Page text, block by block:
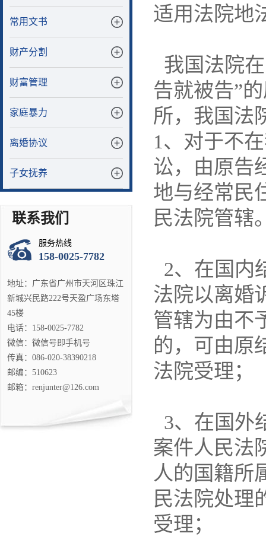
常用文书
财产分割
财富管理
家庭暴力
离婚协议
子女抚养
联系我们
服务热线
158-0025-7782
地址：广东省广州市天河区珠江
新城兴民路222号天盈广场东塔
45楼
电话：158-0025-7782
微信：微信号即手机号
传真：086-020-38390218
邮编：510623
邮箱：renjunter@126.com
适用法院地
我国法院
告就被告”
所，我国法
1、对于不
讼，由原告
地与经常民
民法院管辖
2、在国内
法院以离婚
管辖为由不
的，可由原
法院受理；
3、在国外
案件人民法
人的国籍所
民法院处理
受理；